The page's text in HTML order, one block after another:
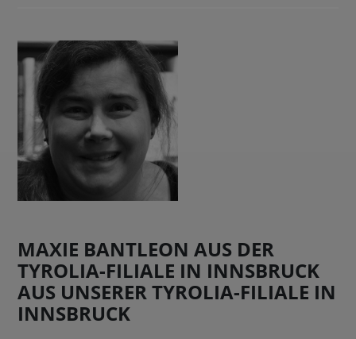
MAXIE BANTLEON AUS DER
TYROLIA-FILIALE IN INNSBRUCK
AUS UNSERER TYROLIA-FILIALE IN
INNSBRUCK